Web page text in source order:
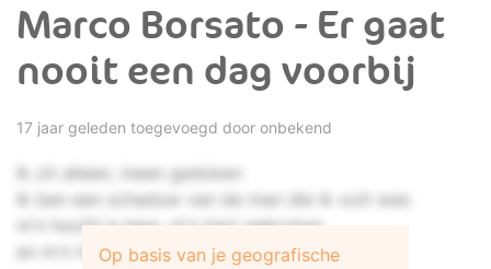
Marco Borsato - Er gaat
nooit een dag voorbij
17 jaar geleden toegevoegd door onbekend
Ik zit alleen, ineen gedoken
Ik ben een schaduw van de man die ik ooit was
m'n hoofd is leeg, m'n hart gebroken
en m'n handen houden jou nog altijd vast.
Op basis van je geografische